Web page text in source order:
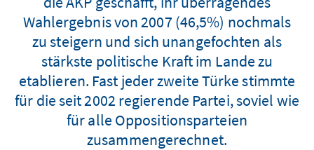
Wahlergebnis von 2007 (46,5%) nochmals
zu steigern und sich unangefochten als
stärkste politische Kraft im Lande zu
etablieren. Fast jeder zweite Türke stimmte
für die seit 2002 regierende Partei, soviel wie
für alle Oppositionsparteien
zusammengerechnet.